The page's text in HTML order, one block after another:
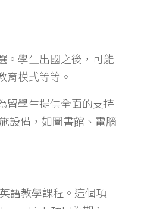
。學生出國之後，可能
育模式等等。
留學生提供全面的支持
設備，如圖書館、電腦
語教學課程。這個項